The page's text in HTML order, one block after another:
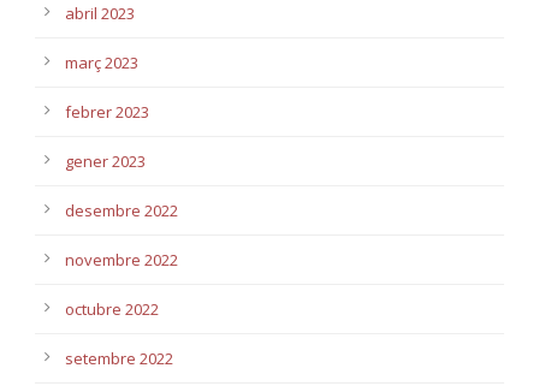
abril 2023
març 2023
febrer 2023
gener 2023
desembre 2022
novembre 2022
octubre 2022
setembre 2022